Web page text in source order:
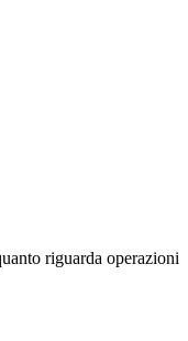
riguarda operazioni